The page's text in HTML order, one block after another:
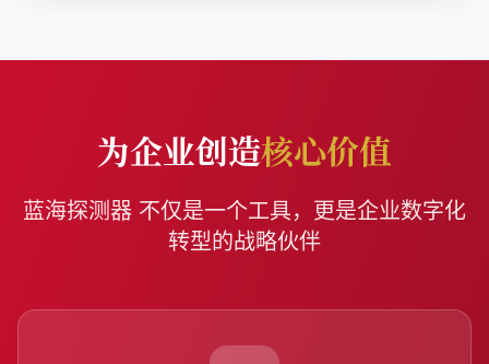
为企业创造核心价值
蓝海探测器 不仅是一个工具，更是企业数字化
转型的战略伙伴